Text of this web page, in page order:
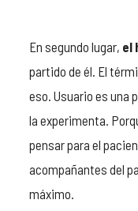
En segundo lugar, el
partido de él. El
eso. Usuario es una
la experimenta.
pensar para el
acompañantes del
máximo.